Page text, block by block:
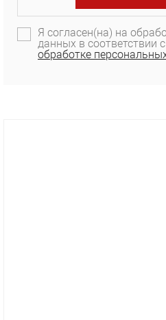
Я согласен(на) на
данных в соответствии с
обработке